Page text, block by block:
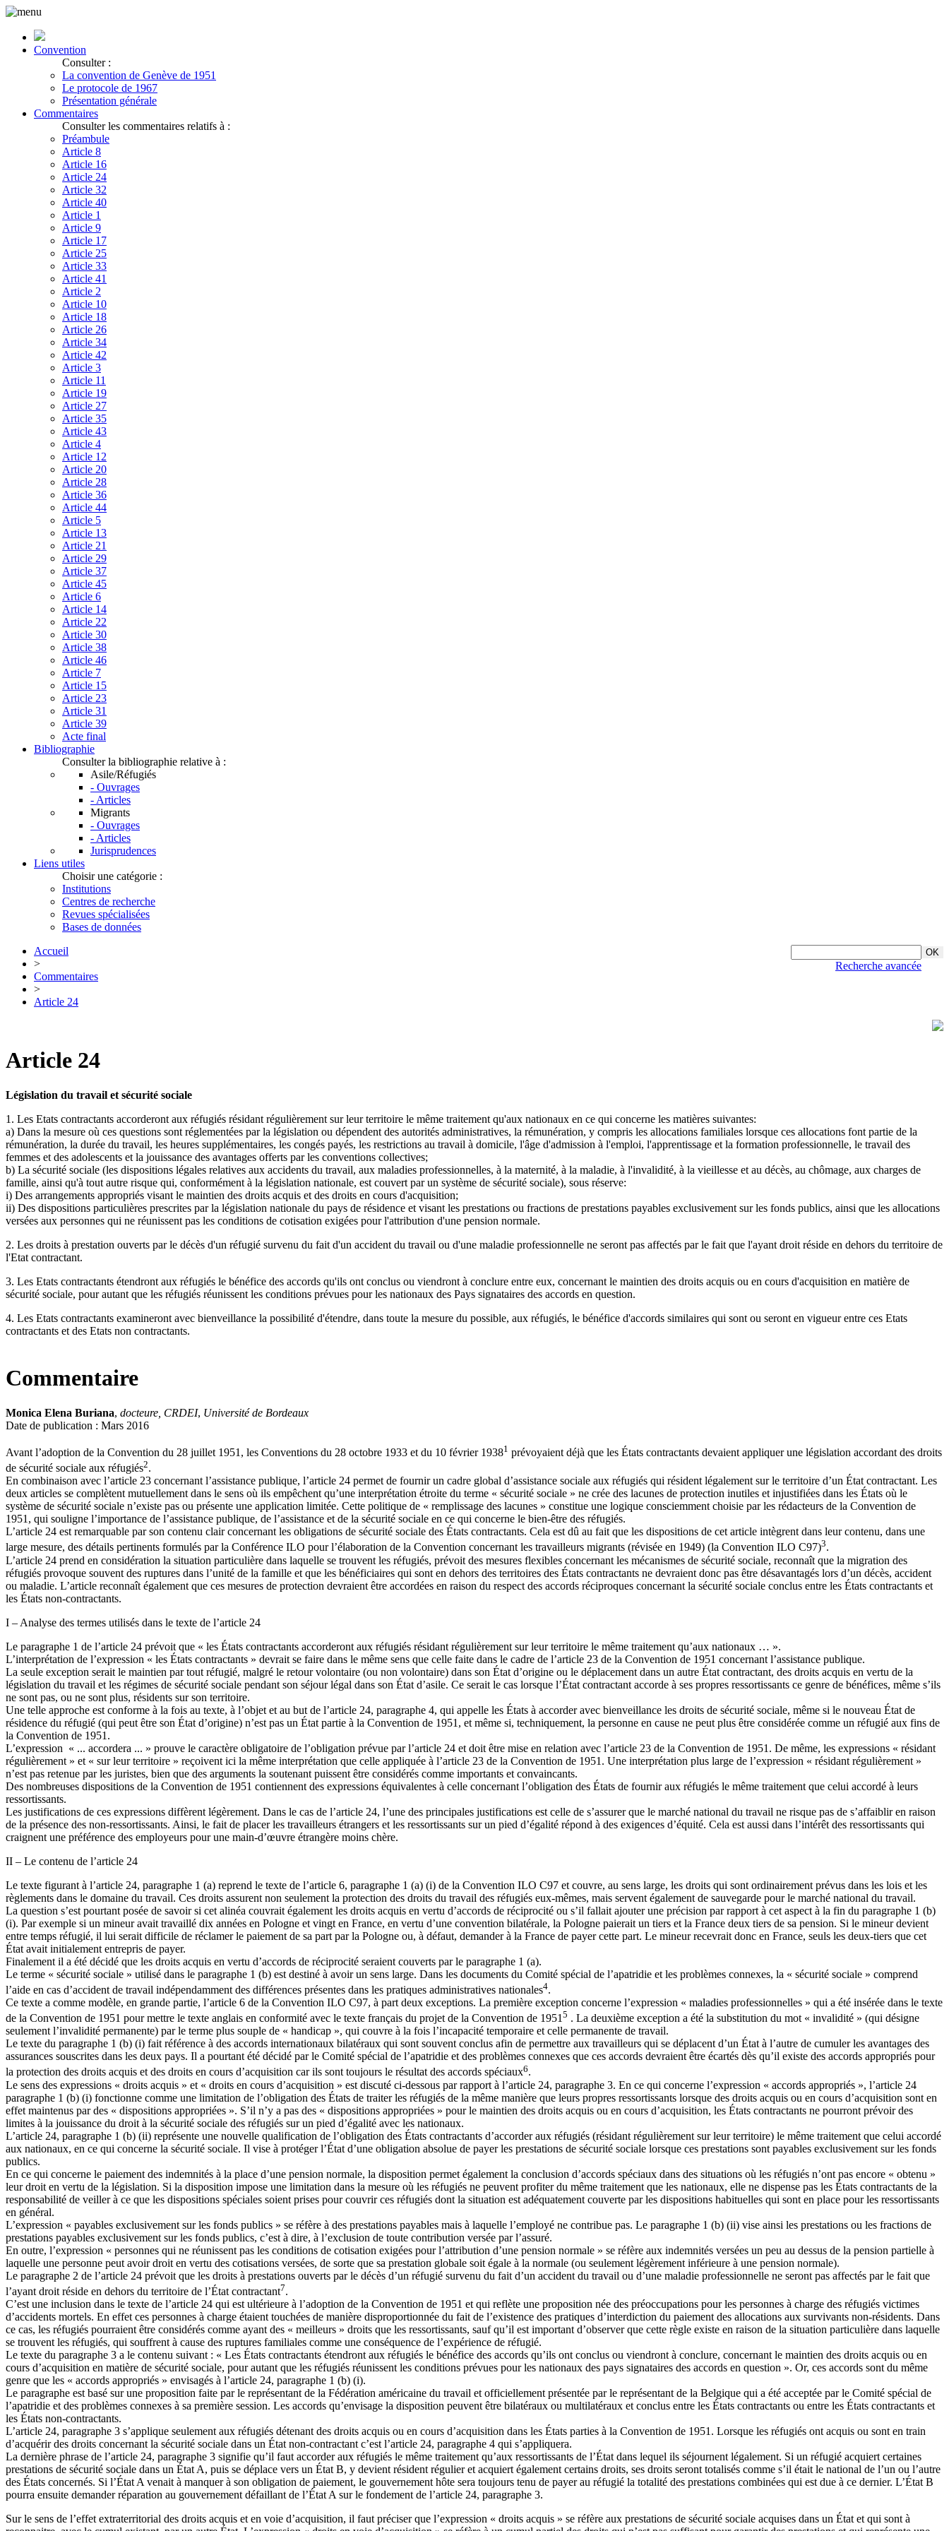
Convention
Consulter :
La convention de Genève de 1951
Le protocole de 1967
Présentation générale
Commentaires
Consulter les commentaires relatifs à :
Préambule
Article 8
Article 16
Article 24
Article 32
Article 40
Article 1
Article 9
Article 17
Article 25
Article 33
Article 41
Article 2
Article 10
Article 18
Article 26
Article 34
Article 42
Article 3
Article 11
Article 19
Article 27
Article 35
Article 43
Article 4
Article 12
Article 20
Article 28
Article 36
Article 44
Article 5
Article 13
Article 21
Article 29
Article 37
Article 45
Article 6
Article 14
Article 22
Article 30
Article 38
Article 46
Article 7
Article 15
Article 23
Article 31
Article 39
Acte final
Bibliographie
Consulter la bibliographie relative à :
Asile/Réfugiés
- Ouvrages
- Articles
Migrants
- Ouvrages
- Articles
Jurisprudences
Liens utiles
Choisir une catégorie :
Institutions
Centres de recherche
Revues spécialisées
Bases de données
Recherche avancée
Accueil
>
Commentaires
>
Article 24
Article 24
Législation du travail et sécurité sociale
1. Les Etats contractants accorderont aux réfugiés résidant régulièrement sur leur territoire le même traitement qu'aux nationaux en ce qui concerne les matières suivantes:
a) Dans la mesure où ces questions sont réglementées par la législation ou dépendent des autorités administratives, la rémunération, y compris les allocations familiales lorsque ces allocations font partie de la
rémunération, la durée du travail, les heures supplémentaires, les congés payés, les restrictions au travail à domicile, l'âge d'admission à l'emploi, l'apprentissage et la formation professionnelle, le travail des
femmes et des adolescents et la jouissance des avantages offerts par les conventions collectives;
b) La sécurité sociale (les dispositions légales relatives aux accidents du travail, aux maladies professionnelles, à la maternité, à la maladie, à l'invalidité, à la vieillesse et au décès, au chômage, aux charges de
famille, ainsi qu'à tout autre risque qui, conformément à la législation nationale, est couvert par un système de sécurité sociale), sous réserve:
i) Des arrangements appropriés visant le maintien des droits acquis et des droits en cours d'acquisition;
ii) Des dispositions particulières prescrites par la législation nationale du pays de résidence et visant les prestations ou fractions de prestations payables exclusivement sur les fonds publics, ainsi que les allocations
versées aux personnes qui ne réunissent pas les conditions de cotisation exigées pour l'attribution d'une pension normale.
2. Les droits à prestation ouverts par le décès d'un réfugié survenu du fait d'un accident du travail ou d'une maladie professionnelle ne seront pas affectés par le fait que l'ayant droit réside en dehors du territoire de
l'Etat contractant.
3. Les Etats contractants étendront aux réfugiés le bénéfice des accords qu'ils ont conclus ou viendront à conclure entre eux, concernant le maintien des droits acquis ou en cours d'acquisition en matière de
sécurité sociale, pour autant que les réfugiés réunissent les conditions prévues pour les nationaux des Pays signataires des accords en question.
4. Les Etats contractants examineront avec bienveillance la possibilité d'étendre, dans toute la mesure du possible, aux réfugiés, le bénéfice d'accords similaires qui sont ou seront en vigueur entre ces Etats
contractants et des Etats non contractants.
Commentaire
Monica Elena Buriana, docteure, CRDEI, Université de Bordeaux
Date de publication : Mars 2016
Avant l’adoption de la Convention du 28 juillet 1951, les Conventions du 28 octobre 1933 et du 10 février 19381 prévoyaient déjà que les États contractants devaient appliquer une législation accordant des droits
de sécurité sociale aux réfugiés2.
En combinaison avec l’article 23 concernant l’assistance publique, l’article 24 permet de fournir un cadre global d’assistance sociale aux réfugiés qui résident légalement sur le territoire d’un État contractant. Les
deux articles se complètent mutuellement dans le sens où ils empêchent qu’une interprétation étroite du terme « sécurité sociale » ne crée des lacunes de protection inutiles et injustifiées dans les États où le
système de sécurité sociale n’existe pas ou présente une application limitée. Cette politique de « remplissage des lacunes » constitue une logique consciemment choisie par les rédacteurs de la Convention de
1951, qui souligne l’importance de l’assistance publique, de l’assistance et de la sécurité sociale en ce qui concerne le bien-être des réfugiés.
L’article 24 est remarquable par son contenu clair concernant les obligations de sécurité sociale des États contractants. Cela est dû au fait que les dispositions de cet article intègrent dans leur contenu, dans une
large mesure, des détails pertinents formulés par la Conférence ILO pour l’élaboration de la Convention concernant les travailleurs migrants (révisée en 1949) (la Convention ILO C97)3.
L’article 24 prend en considération la situation particulière dans laquelle se trouvent les réfugiés, prévoit des mesures flexibles concernant les mécanismes de sécurité sociale, reconnaît que la migration des
réfugiés provoque souvent des ruptures dans l’unité de la famille et que les bénéficiaires qui sont en dehors des territoires des États contractants ne devraient donc pas être désavantagés lors d’un décès, accident
ou maladie. L’article reconnaît également que ces mesures de protection devraient être accordées en raison du respect des accords réciproques concernant la sécurité sociale conclus entre les États contractants et
les États non-contractants.
I – Analyse des termes utilisés dans le texte de l’article 24
Le paragraphe 1 de l’article 24 prévoit que « les États contractants accorderont aux réfugiés résidant régulièrement sur leur territoire le même traitement qu’aux nationaux … ».
L’interprétation de l’expression « les États contractants » devrait se faire dans le même sens que celle faite dans le cadre de l’article 23 de la Convention de 1951 concernant l’assistance publique.
La seule exception serait le maintien par tout réfugié, malgré le retour volontaire (ou non volontaire) dans son État d’origine ou le déplacement dans un autre État contractant, des droits acquis en vertu de la
législation du travail et les régimes de sécurité sociale pendant son séjour légal dans son État d’asile. Ce serait le cas lorsque l’État contractant accorde à ses propres ressortissants ce genre de bénéfices, même s’ils
ne sont pas, ou ne sont plus, résidents sur son territoire.
Une telle approche est conforme à la fois au texte, à l’objet et au but de l’article 24, paragraphe 4, qui appelle les États à accorder avec bienveillance les droits de sécurité sociale, même si le nouveau État de
résidence du réfugié (qui peut être son État d’origine) n’est pas un État partie à la Convention de 1951, et même si, techniquement, la personne en cause ne peut plus être considérée comme un réfugié aux fins de
la Convention de 1951.
L’expression « ... accordera ... » prouve le caractère obligatoire de l’obligation prévue par l’article 24 et doit être mise en relation avec l’article 23 de la Convention de 1951. De même, les expressions « résidant
régulièrement » et « sur leur territoire » reçoivent ici la même interprétation que celle appliquée à l’article 23 de la Convention de 1951. Une interprétation plus large de l’expression « résidant régulièrement »
n’est pas retenue par les juristes, bien que des arguments la soutenant puissent être considérés comme importants et convaincants.
Des nombreuses dispositions de la Convention de 1951 contiennent des expressions équivalentes à celle concernant l’obligation des États de fournir aux réfugiés le même traitement que celui accordé à leurs
ressortissants.
Les justifications de ces expressions diffèrent légèrement. Dans le cas de l’article 24, l’une des principales justifications est celle de s’assurer que le marché national du travail ne risque pas de s’affaiblir en raison
de la présence des non-ressortissants. Ainsi, le fait de placer les travailleurs étrangers et les ressortissants sur un pied d’égalité répond à des exigences d’équité. Cela est aussi dans l’intérêt des ressortissants qui
craignent une préférence des employeurs pour une main-d’œuvre étrangère moins chère.
II – Le contenu de l’article 24
Le texte figurant à l’article 24, paragraphe 1 (a) reprend le texte de l’article 6, paragraphe 1 (a) (i) de la Convention ILO C97 et couvre, au sens large, les droits qui sont ordinairement prévus dans les lois et les
règlements dans le domaine du travail. Ces droits assurent non seulement la protection des droits du travail des réfugiés eux-mêmes, mais servent également de sauvegarde pour le marché national du travail.
La question s’est pourtant posée de savoir si cet alinéa couvrait également les droits acquis en vertu d’accords de réciprocité ou s’il fallait ajouter une précision par rapport à cet aspect à la fin du paragraphe 1 (b)
(i). Par exemple si un mineur avait travaillé dix années en Pologne et vingt en France, en vertu d’une convention bilatérale, la Pologne paierait un tiers et la France deux tiers de sa pension. Si le mineur devient
entre temps réfugié, il lui serait difficile de réclamer le paiement de sa part par la Pologne ou, à défaut, demander à la France de payer cette part. Le mineur recevrait donc en France, seuls les deux-tiers que cet
État avait initialement entrepris de payer.
Finalement il a été décidé que les droits acquis en vertu d’accords de réciprocité seraient couverts par le paragraphe 1 (a).
Le terme « sécurité sociale » utilisé dans le paragraphe 1 (b) est destiné à avoir un sens large. Dans les documents du Comité spécial de l’apatridie et les problèmes connexes, la « sécurité sociale » comprend
l’aide en cas d’accident de travail indépendamment des différences présentes dans les pratiques administratives nationales4.
Ce texte a comme modèle, en grande partie, l’article 6 de la Convention ILO C97, à part deux exceptions. La première exception concerne l’expression « maladies professionnelles » qui a été insérée dans le texte
de la Convention de 1951 pour mettre le texte anglais en conformité avec le texte français du projet de la Convention de 1951 5 . La deuxième exception a été la substitution du mot « invalidité » (qui désigne
seulement l’invalidité permanente) par le terme plus souple de « handicap », qui couvre à la fois l’incapacité temporaire et celle permanente de travail.
Le texte du paragraphe 1 (b) (i) fait référence à des accords internationaux bilatéraux qui sont souvent conclus afin de permettre aux travailleurs qui se déplacent d’un État à l’autre de cumuler les avantages des
assurances souscrites dans les deux pays. Il a pourtant été décidé par le Comité spécial de l’apatridie et des problèmes connexes que ces accords devraient être écartés dès qu’il existe des accords appropriés pour
la protection des droits acquis et des droits en cours d’acquisition car ils sont toujours le résultat des accords spéciaux6.
Le sens des expressions « droits acquis » et « droits en cours d’acquisition » est discuté ci-dessous par rapport à l’article 24, paragraphe 3. En ce qui concerne l’expression « accords appropriés », l’article 24
paragraphe 1 (b) (i) fonctionne comme une limitation de l’obligation des États de traiter les réfugiés de la même manière que leurs propres ressortissants lorsque des droits acquis ou en cours d’acquisition sont en
effet maintenus par des « dispositions appropriées ». S’il n’y a pas des « dispositions appropriées » pour le maintien des droits acquis ou en cours d’acquisition, les États contractants ne pourront prévoir des
limites à la jouissance du droit à la sécurité sociale des réfugiés sur un pied d’égalité avec les nationaux.
L’article 24, paragraphe 1 (b) (ii) représente une nouvelle qualification de l’obligation des États contractants d’accorder aux réfugiés (résidant régulièrement sur leur territoire) le même traitement que celui accordé
aux nationaux, en ce qui concerne la sécurité sociale. Il vise à protéger l’État d’une obligation absolue de payer les prestations de sécurité sociale lorsque ces prestations sont payables exclusivement sur les fonds
publics.
En ce qui concerne le paiement des indemnités à la place d’une pension normale, la disposition permet également la conclusion d’accords spéciaux dans des situations où les réfugiés n’ont pas encore « obtenu »
leur droit en vertu de la législation. Si la disposition impose une limitation dans la mesure où les réfugiés ne peuvent profiter du même traitement que les nationaux, elle ne dispense pas les États contractants de la
responsabilité de veiller à ce que les dispositions spéciales soient prises pour couvrir ces réfugiés dont la situation est adéquatement couverte par les dispositions habituelles qui sont en place pour les ressortissants
en général.
L’expression « payables exclusivement sur les fonds publics » se réfère à des prestations payables mais à laquelle l’employé ne contribue pas. Le paragraphe 1 (b) (ii) vise ainsi les prestations ou les fractions de
prestations payables exclusivement sur les fonds publics, c’est à dire, à l’exclusion de toute contribution versée par l’assuré.
En outre, l’expression « personnes qui ne réunissent pas les conditions de cotisation exigées pour l’attribution d’une pension normale » se réfère aux indemnités versées un peu au dessus de la pension partielle à
laquelle une personne peut avoir droit en vertu des cotisations versées, de sorte que sa prestation globale soit égale à la normale (ou seulement légèrement inférieure à une pension normale).
Le paragraphe 2 de l’article 24 prévoit que les droits à prestations ouverts par le décès d’un réfugié survenu du fait d’un accident du travail ou d’une maladie professionnelle ne seront pas affectés par le fait que
l’ayant droit réside en dehors du territoire de l’État contractant7.
C’est une inclusion dans le texte de l’article 24 qui est ultérieure à l’adoption de la Convention de 1951 et qui reflète une proposition née des préoccupations pour les personnes à charge des réfugiés victimes
d’accidents mortels. En effet ces personnes à charge étaient touchées de manière disproportionnée du fait de l’existence des pratiques d’interdiction du paiement des allocations aux survivants non-résidents. Dans
ce cas, les réfugiés pourraient être considérés comme ayant des « meilleurs » droits que les ressortissants, sauf qu’il est important d’observer que cette règle existe en raison de la situation particulière dans laquelle
se trouvent les réfugiés, qui souffrent à cause des ruptures familiales comme une conséquence de l’expérience de réfugié.
Le texte du paragraphe 3 a le contenu suivant : « Les États contractants étendront aux réfugiés le bénéfice des accords qu’ils ont conclus ou viendront à conclure, concernant le maintien des droits acquis ou en
cours d’acquisition en matière de sécurité sociale, pour autant que les réfugiés réunissent les conditions prévues pour les nationaux des pays signataires des accords en question ». Or, ces accords sont du même
genre que les « accords appropriés » envisagés à l’article 24, paragraphe 1 (b) (i).
Le paragraphe est basé sur une proposition faite par le représentant de la Fédération américaine du travail et officiellement présentée par le représentant de la Belgique qui a été acceptée par le Comité spécial de
l’apatridie et des problèmes connexes à sa première session. Les accords qu’envisage la disposition peuvent être bilatéraux ou multilatéraux et conclus entre les États contractants ou entre les États contractants et
les États non-contractants.
L’article 24, paragraphe 3 s’applique seulement aux réfugiés détenant des droits acquis ou en cours d’acquisition dans les États parties à la Convention de 1951. Lorsque les réfugiés ont acquis ou sont en train
d’acquérir des droits concernant la sécurité sociale dans un État non-contractant c’est l’article 24, paragraphe 4 qui s’appliquera.
La dernière phrase de l’article 24, paragraphe 3 signifie qu’il faut accorder aux réfugiés le même traitement qu’aux ressortissants de l’État dans lequel ils séjournent légalement. Si un réfugié acquiert certaines
prestations de sécurité sociale dans un État A, puis se déplace vers un État B, y devient résident régulier et acquiert également certains droits, ses droits seront totalisés comme s’il était le national de l’un ou l’autre
des États concernés. Si l’État A venait à manquer à son obligation de paiement, le gouvernement hôte sera toujours tenu de payer au réfugié la totalité des prestations combinées qui est due à ce dernier. L’État B
pourra ensuite demander réparation au gouvernement défaillant de l’État A sur le fondement de l’article 24, paragraphe 3.
Sur le sens de l’effet extraterritorial des droits acquis et en voie d’acquisition, il faut préciser que l’expression « droits acquis » se réfère aux prestations de sécurité sociale acquises dans un État et qui sont à